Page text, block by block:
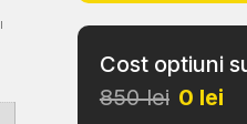
Cost optiuni
850 lei 0 lei